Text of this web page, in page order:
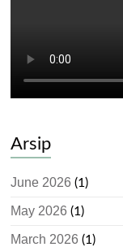
Arsip
June 2026 (1)
May 2026 (1)
March 2026 (1)